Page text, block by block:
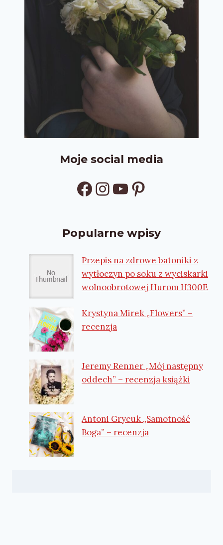
Moje social media
Facebook
Instagram
YouTube
Pinterest
Popularne wpisy
Przepis na zdrowe batoniki z
wytłoczyn po soku z wyciskarki
wolnoobrotowej Hurom H300E
Krystyna Mirek „Flowers” –
recenzja
Jeremy Renner „Mój następny
oddech” – recenzja książki
Antoni Grycuk „Samotność
Boga” – recenzja